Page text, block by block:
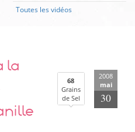
Toutes les vidéos
68
Grains
de Sel
2008
mai
30